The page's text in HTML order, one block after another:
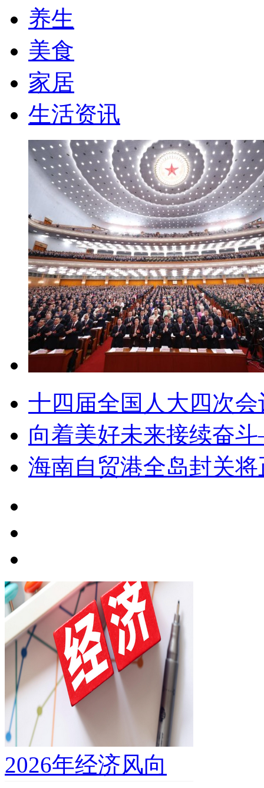
养生
美食
家居
生活资讯
十四届全国人大四次
向着美好未来接续奋
海南自贸港全岛封关
2026年经济风向